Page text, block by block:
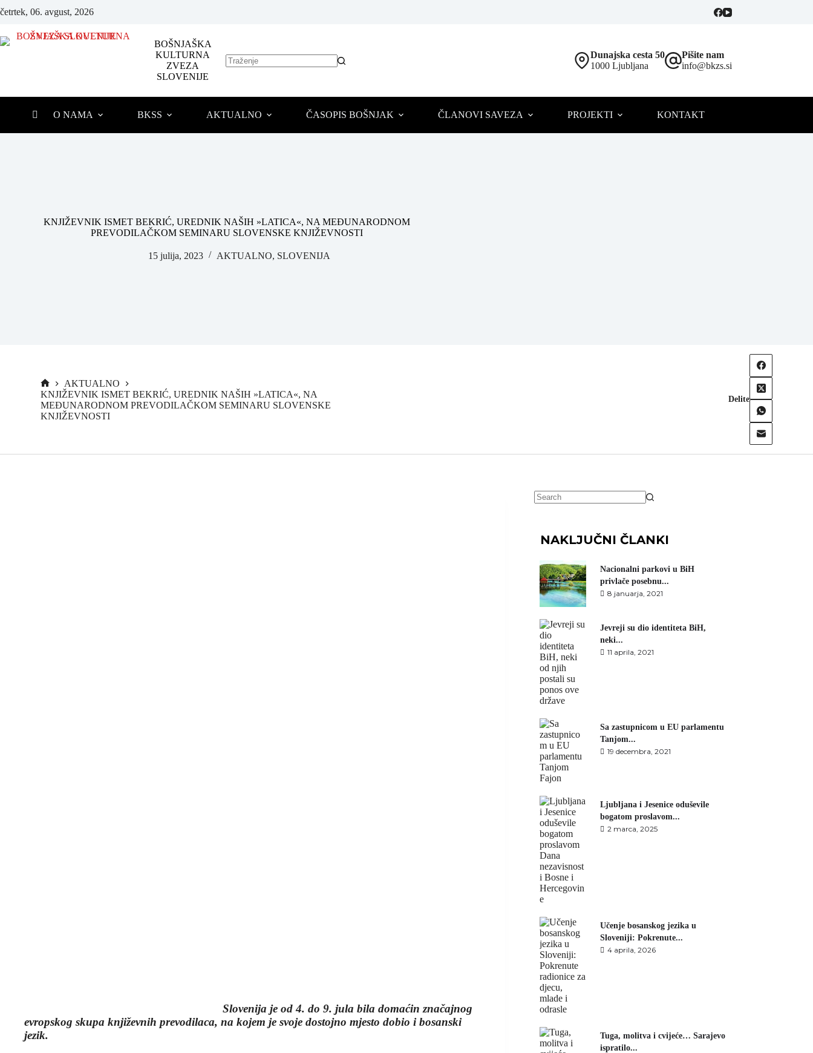
četrtek, 06. avgust, 2026
BOŠNJAŠKA
KULTURNA
ZVEZA
SLOVENIJE
Dunajska cesta 50
1000 Ljubljana
Pišite nam
info@bkzs.si
O NAMA BKSS AKTUALNO ČASOPIS BOŠNJAK ČLANOVI SAVEZA PROJEKTI KONTAKT
KNJIŽEVNIK ISMET BEKRIĆ, UREDNIK NAŠIH »LATICA«, NA MEĐUNARODNOM
PREVODILAČKOM SEMINARU SLOVENSKE KNJIŽEVNOSTI
15 julija, 2023 AKTUALNO, SLOVENIJA
AKTUALNO
KNJIŽEVNIK ISMET BEKRIĆ, UREDNIK NAŠIH »LATICA«, NA
MEĐUNARODNOM PREVODILAČKOM SEMINARU SLOVENSKE
KNJIŽEVNOSTI
Delite
Slovenija je od 4. do 9. jula bila domaćin značajnog
evropskog skupa književnih prevodilaca, na kojem je svoje dostojno mjesto dobio i bosanski
jezik.
NAKLJUČNI ČLANKI
Nacionalni parkovi u BiH
privlače posebnu...
8 januarja, 2021
Jevreji su dio identiteta BiH,
neki...
11 aprila, 2021
Sa zastupnicom u EU parlamentu
Tanjom...
19 decembra, 2021
Ljubljana i Jesenice oduševile
bogatom proslavom...
2 marca, 2025
Učenje bosanskog jezika u
Sloveniji: Pokrenute...
4 aprila, 2026
Tuga, molitva i cvijeće… Sarajevo
ispratilo...